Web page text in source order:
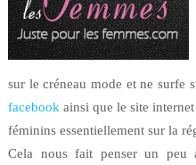
sur le créneau mode et ne surfe
facebook ainsi que le site
féminins essentiellement sur la
Cela nous fait penser un peu